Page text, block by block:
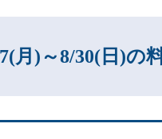
月)～8/30(日)の